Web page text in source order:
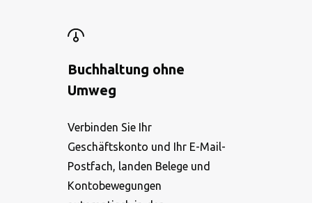
Buchhaltung ohne
Umweg
Verbinden Sie Ihr
Geschäftskonto und Ihr E-Mail-
Postfach, landen Belege und
Kontobewegungen